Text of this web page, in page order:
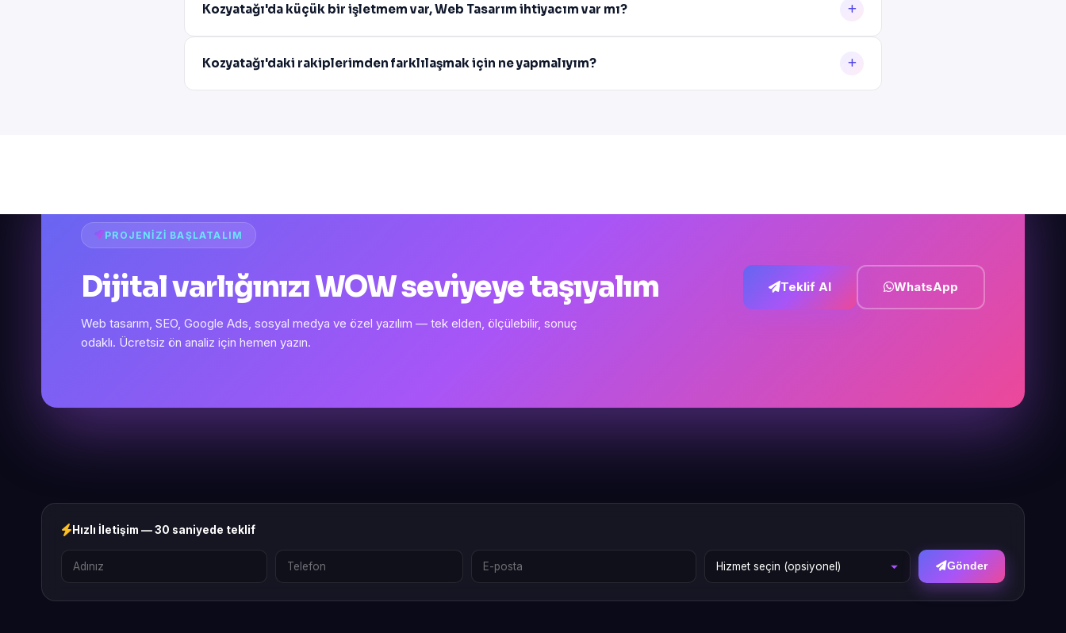
Kozyatağı'da küçük bir işletmem var, Web Tasarım ihtiyacım var mı?
Kozyatağı'daki rakiplerimden farklılaşmak için ne yapmalıyım?
PROJENIZI BAŞLATALIM
Dijital varlığınızı WOW seviyeye taşıyalım
Web tasarım, SEO, Google Ads, sosyal medya ve özel yazılım — tek elden, ölçülebilir, sonuç
odaklı. Ücretsiz ön analiz için hemen yazın.
Teklif Al WhatsApp
Hızlı İletişim — 30 saniyede teklif
Gönder